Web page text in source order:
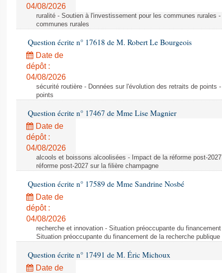
04/08/2026
ruralité - Soutien à l'investissement pour les communes rurales
communes rurales
Question écrite n° 17618 de M. Robert Le Bourgeois
Date de
dépôt :
04/08/2026
sécurité routière - Données sur l'évolution des retraits de points
points
Question écrite n° 17467 de Mme Lise Magnier
Date de
dépôt :
04/08/2026
alcools et boissons alcoolisées - Impact de la réforme post-
réforme post-2027 sur la filière champagne
Question écrite n° 17589 de Mme Sandrine Nosbé
Date de
dépôt :
04/08/2026
recherche et innovation - Situation préoccupante du
Situation préoccupante du financement de la recherche publique
Question écrite n° 17491 de M. Éric Michoux
Date de